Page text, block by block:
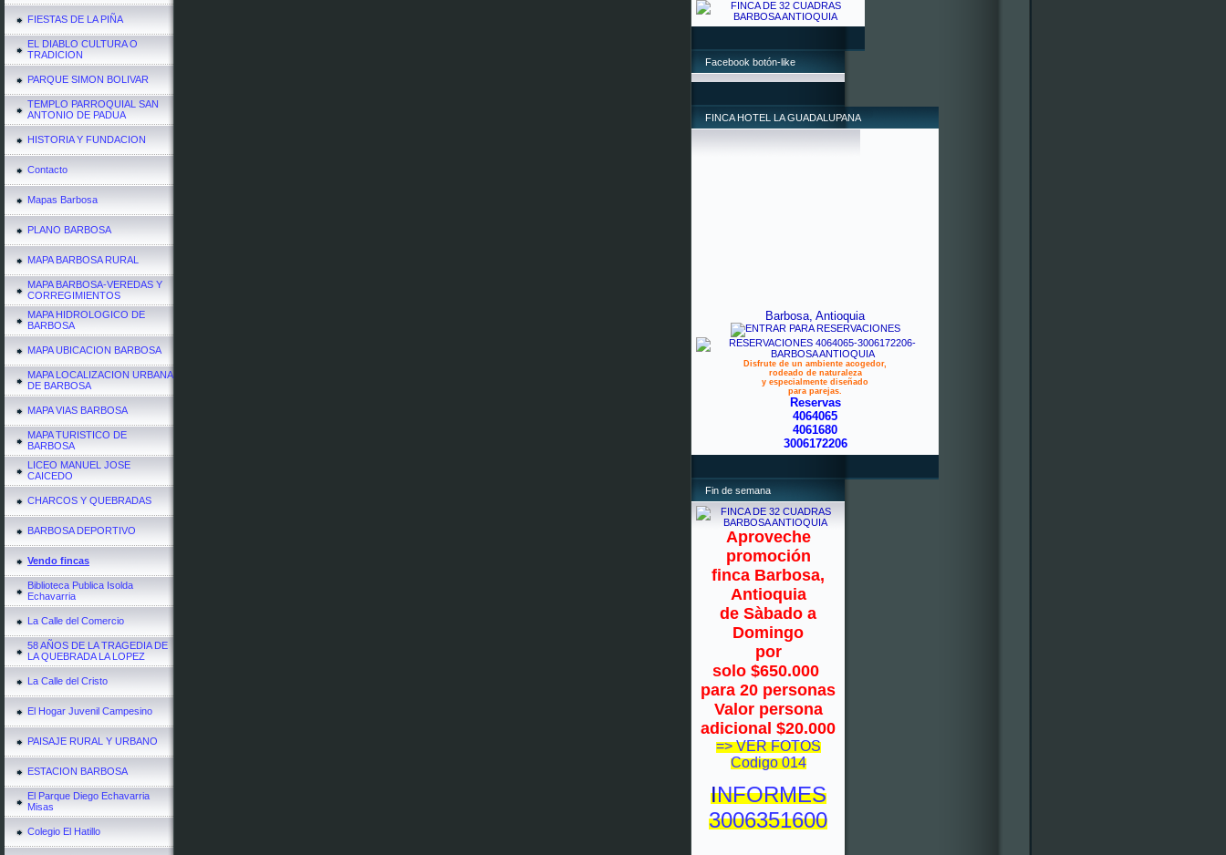
FIESTAS DE LA PIÑA
EL DIABLO CULTURA O
TRADICION
PARQUE SIMON BOLIVAR
TEMPLO PARROQUIAL SAN
ANTONIO DE PADUA
HISTORIA Y FUNDACION
Contacto
Mapas Barbosa
PLANO BARBOSA
MAPA BARBOSA RURAL
MAPA BARBOSA-VEREDAS Y
CORREGIMIENTOS
MAPA HIDROLOGICO DE
BARBOSA
MAPA UBICACION BARBOSA
MAPA LOCALIZACION URBANA
DE BARBOSA
MAPA VIAS BARBOSA
MAPA TURISTICO DE
BARBOSA
LICEO MANUEL JOSE
CAICEDO
CHARCOS Y QUEBRADAS
BARBOSA DEPORTIVO
Vendo fincas
Biblioteca Publica Isolda
Echavarria
La Calle del Comercio
58 AÑOS DE LA TRAGEDIA DE
LA QUEBRADA LA LOPEZ
La Calle del Cristo
El Hogar Juvenil Campesino
PAISAJE RURAL Y URBANO
ESTACION BARBOSA
El Parque Diego Echavarria
Misas
Colegio El Hatillo
Facebook botón-like
FINCA HOTEL LA GUADALUPANA
Barbosa, Antioquia
Disfrute de un ambiente acogedor,
rodeado de naturaleza
y especialmente diseñado
para parejas.
Reservas
4064065
4061680
3006172206
Fin de semana
Aproveche
promoción
finca Barbosa,
Antioquia
de Sàbado a
Domingo
por
solo $650.000
para 20 personas
Valor persona
adicional $20.000
=> VER FOTOS
Codigo 014
INFORMES
3006351600